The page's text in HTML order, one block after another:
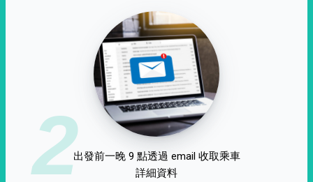
2出發前一晚 9 點透過 email 收取乘車
詳細資料